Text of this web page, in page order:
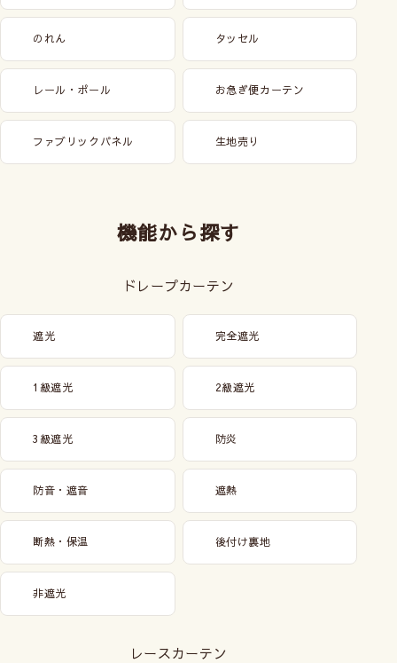
のれん タッセル
レール・ポール お急ぎ便カーテン
ファブリックパネル 生地売り
機能から探す
ドレープカーテン
遮光 完全遮光
1級遮光 2級遮光
3級遮光 防炎
防音・遮音 遮熱
断熱・保温 後付け裏地
非遮光
レースカーテン